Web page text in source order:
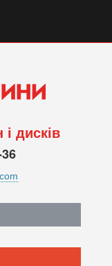
дисків